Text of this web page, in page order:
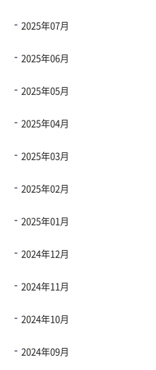
2025年07月
2025年06月
2025年05月
2025年04月
2025年03月
2025年02月
2025年01月
2024年12月
2024年11月
2024年10月
2024年09月